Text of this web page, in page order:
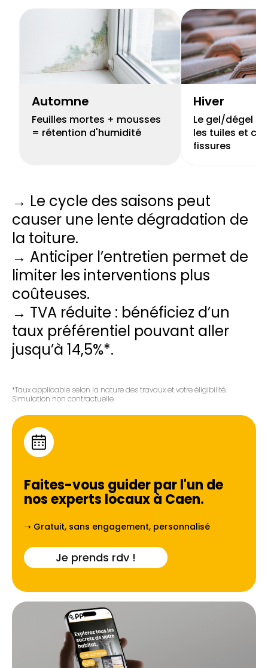
Automne
Feuilles mortes + mousses
= rétention d'humidité
Hiver
Le gel/dégel
les tuiles et
fissures
→ Le cycle des saisons peut
causer une lente dégradation de
la toiture.
→ Anticiper l’entretien permet de
limiter les interventions plus
coûteuses.
→ TVA réduite : bénéficiez d’un
taux préférentiel pouvant aller
jusqu’à 14,5%*.
*Taux applicable selon la nature des travaux et votre éligibilité.
Simulation non contractuelle
Faites-vous guider par l'un de
nos experts locaux à Caen.
➝ Gratuit, sans engagement, personnalisé
Je prends rdv !